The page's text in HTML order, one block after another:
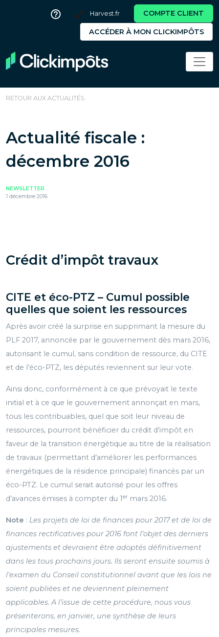
Harvest.fr COMPTE CLIENT
ACCÉDER À MON CLICKIMPÔTS
RETOUR AUX ACTUALITÉS
Actualité fiscale :
décembre 2016
NEWSLETTER
1 décembre 2016
Crédit d’impôt travaux
CITE et éco-PTZ – Cumul possible
quelles que soient les ressources
Après avoir créé la surprise en supprimant la mesure du
PLF 2017, annoncée par le gouvernement dès mars 2016,
autorisant le cumul, sans condition de ressource, du CITE
et de l’éco-PTZ, les députés reviennent sur leur vote.
Ainsi donc, conformément à ce que prévoyait le texte
initial et à ce que le gouvernement annonçait en mars,
tous les contribuables, quel que soit leur niveau de
ressources, pourront bénéficier du crédit d’impôt en
faveur de la transition énergétique au titre de la réalisation
de travaux (permettant d’améliorer les performances
énergétiques de la résidence principale) financés par un
éco-PTZ. Le cumul serait autorisé pour les offres
d’avances émises à compter du 1er mars 2016.
Note : Les projets de loi de finances pour 2017 et de loi de
finances rectificatives pour 2016 font l’objet des derniers
ajustements et devraient être adoptés définitivement
dans les tous prochains jours. Ils seront ensuite soumis à
l’examen du Conseil constitutionnel avant que les lois ne
soient publiées et ne deviennent pleinement
applicables. A l’issue de cette procédure, nous vous
présenterons, en janvier, une synthèse de leurs
principales mesures.